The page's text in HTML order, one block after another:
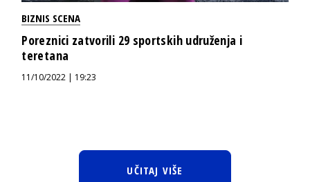
BIZNIS SCENA
Poreznici zatvorili 29 sportskih udruženja i
teretana
11/10/2022 | 19:23
UČITAJ VIŠE